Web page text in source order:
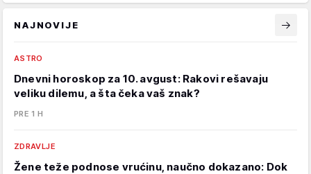
NAJNOVIJE
ASTRO
Dnevni horoskop za 10. avgust: Rakovi rešavaju
veliku dilemu, a šta čeka vaš znak?
PRE 1 H
ZDRAVLJE
Žene teže podnose vrućinu, naučno dokazano: Dok